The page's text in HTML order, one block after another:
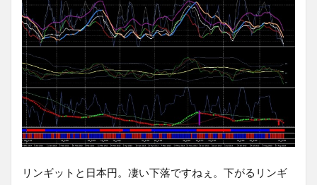
リンギットと日本円。凄い下落ですねぇ。下がるリンギ